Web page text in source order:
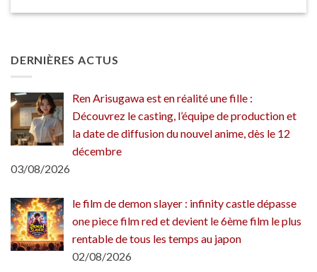
DERNIÈRES ACTUS
Ren Arisugawa est en réalité une fille :
Découvrez le casting, l’équipe de production et
la date de diffusion du nouvel anime, dès le 12
décembre
03/08/2026
le film de demon slayer : infinity castle dépasse
one piece film red et devient le 6ème film le plus
rentable de tous les temps au japon
02/08/2026